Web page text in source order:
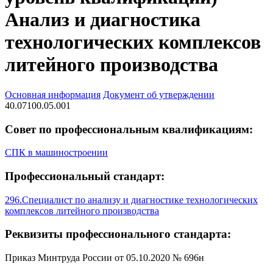
Анализ и диагностика
технологических комплексов
литейного производства
Основная информация Документ об утверждении
40.07100.05.001
Совет по профессиональным квалификациям:
СПК в машиностроении
Профессиональный стандарт:
296.Специалист по анализу и диагностике технологических
комплексов литейного производства
Реквизиты профессионального стандарта:
Приказ Минтруда России от 05.10.2020 № 696н